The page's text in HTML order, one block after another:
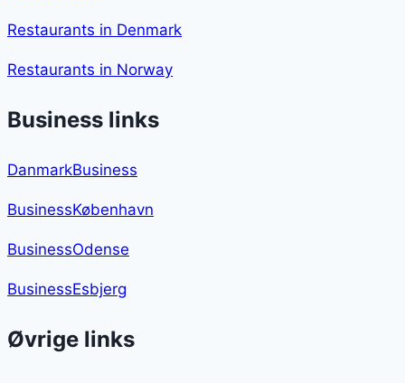
Restaurants in Denmark
Restaurants in Norway
Business links
DanmarkBusiness
BusinessKøbenhavn
BusinessOdense
BusinessEsbjerg
Øvrige links